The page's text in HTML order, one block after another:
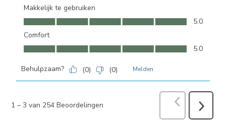
Makkelijk te gebruiken
Makkelijk te gebruiken, 5.0 van 5
5.0
Comfort
Comfort, 5.0 van 5
5.0
Behulpzaam? (0) (0) Melden
1 – 3 van 254 Beoordelingen Vorige